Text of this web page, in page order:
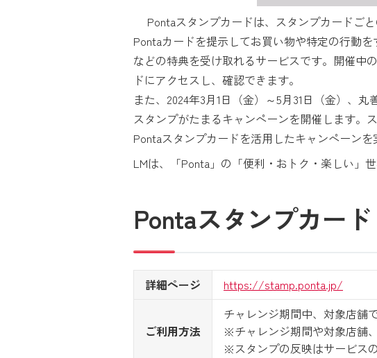
Pontaスタンプカードは、スタンプカードご
Pontaカードを提示してお買い物や特定の行動
などの特典を受け取れるサービスです。開催中
ドにアクセスし、確認できます。
また、2024年3月1日（金）～5月31日（金）、
スタンプがたまるキャンペーンを開催します。
Pontaスタンプカードを活用したキャンペーンを
LMは、「Ponta」の「便利・おトク・楽しい」
Pontaスタンプカー
詳細ページ https://stamp.ponta.jp/
ご利用方法
チャレンジ期間中、対象店舗
※チャレンジ期間や対象店舗
※スタンプの反映はサービス